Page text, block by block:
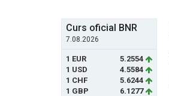
Curs oficial BNR
7.08.2026
1 EUR
5.2554
1 USD
4.5584
1 CHF
5.6244
1 GBP
6.1277